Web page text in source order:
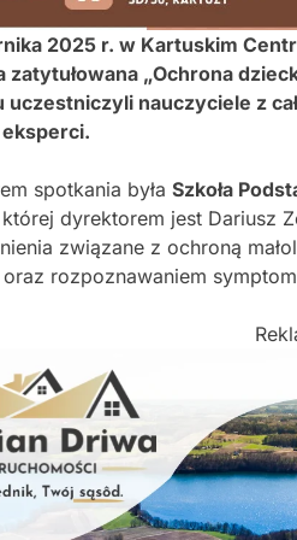
2025 r. w Kartuskim
zatytułowana „Ochrona
uczestniczyli nauczyciele z
spotkania była Szkoła
dyrektorem jest Dariusz
związane z ochroną
oraz rozpoznawaniem